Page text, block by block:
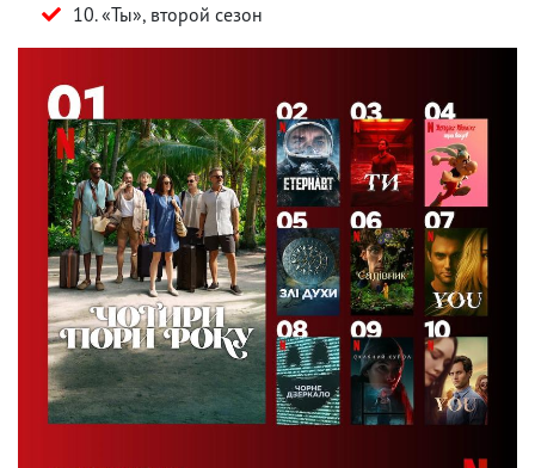
10. «Ты», второй сезон